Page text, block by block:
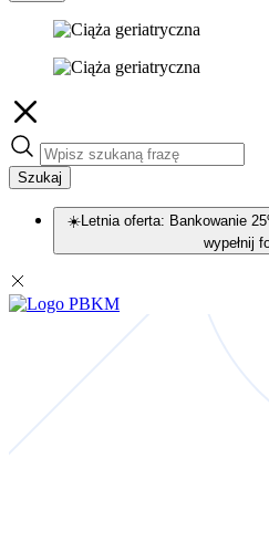
Szukaj
☀️Letnia oferta: Bankowanie
wypełnij